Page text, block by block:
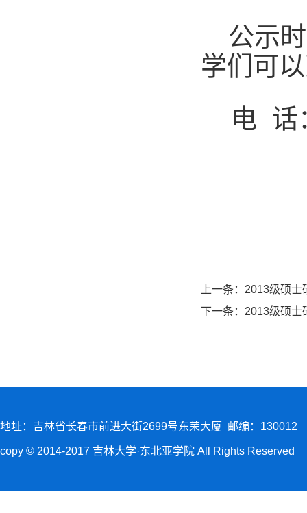
公示
学们可
电 话
上一条： 2013级硕士
下一条： 2013级硕士
地址：吉林省长春市前进大街2699号东荣大厦 邮编：130012
copy © 2014-2017 吉林大学·东北亚学院 All Rights Reserved